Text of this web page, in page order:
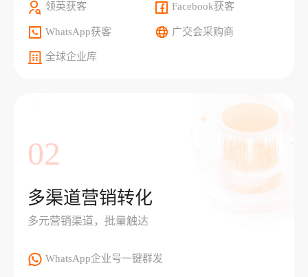
领英获客 Facebook获客
WhatsApp获客 广交会采购商
全球企业库
02
多渠道营销转化
多元营销渠道，批量触达
WhatsApp企业号一键群发